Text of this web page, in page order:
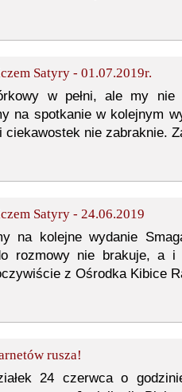
Satyry - 01.07.2019r.
w pełni, ale my
na spotkanie w kolejnym
ciekawostek nie zabraknie.
Satyry - 24.06.2019
na kolejne wydanie
rozmowy nie brakuje, a
z Ośrodka Kibice
rusza!
24 czerwca o